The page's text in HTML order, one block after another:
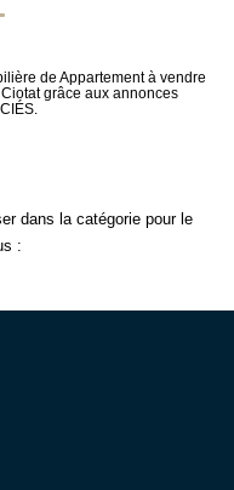
de Appartement à vendre
grâce aux annonces
dans la catégorie pour le
: